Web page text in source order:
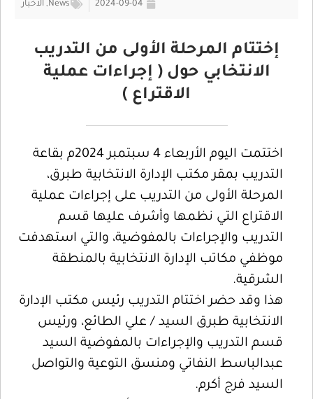
2024-09-04
News
, الأخبار
إختتام المرحلة الأولى من التدريب
الانتخابي حول ( إجراءات عملية
الاقتراع )
اختتمت اليوم الأربعاء 4 سبتمبر 2024م بقاعة
التدريب بمقر مكتب الإدارة الانتخابية طبرق،
المرحلة الأولى من التدريب على إجراءات عملية
الاقتراع التي نظمها وأشرف عليها قسم
التدريب والإجراءات بالمفوضية، والتي استهدفت
موظفي مكاتب الإدارة الانتخابية بالمنطقة
الشرقية.
هذا وقد حضر اختتام التدريب رئيس مكتب الإدارة
الانتخابية طبرق السيد / علي الطائع، ورئيس
قسم التدريب والإجراءات بالمفوضية السيد
عبدالباسط النفاتي ومنسق التوعية والتواصل
السيد فرج أكرم.